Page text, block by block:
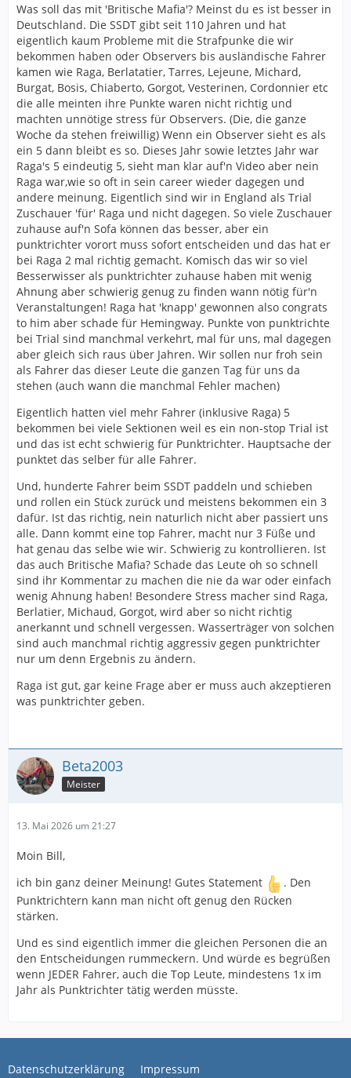
Was soll das mit 'Britische Mafia'? Meinst du es ist besser in
Deutschland. Die SSDT gibt seit 110 Jahren und hat
eigentlich kaum Probleme mit die Strafpunke die wir
bekommen haben oder Observers bis ausländische Fahrer
kamen wie Raga, Berlatatier, Tarres, Lejeune, Michard,
Burgat, Bosis, Chiaberto, Gorgot, Vesterinen, Cordonnier etc
die alle meinten ihre Punkte waren nicht richtig und
machten unnötige stress für Observers. (Die, die ganze
Woche da stehen freiwillig) Wenn ein Observer sieht es als
ein 5 dann bleibt es so. Dieses Jahr sowie letztes Jahr war
Raga's 5 eindeutig 5, sieht man klar auf'n Video aber nein
Raga war,wie so oft in sein career wieder dagegen und
andere meinung. Eigentlich sind wir in England als Trial
Zuschauer 'für' Raga und nicht dagegen. So viele Zuschauer
zuhause auf'n Sofa können das besser, aber ein
punktrichter vorort muss sofort entscheiden und das hat er
bei Raga 2 mal richtig gemacht. Komisch das wir so viel
Besserwisser als punktrichter zuhause haben mit wenig
Ahnung aber schwierig genug zu finden wann nötig für'n
Veranstaltungen! Raga hat 'knapp' gewonnen also congrats
to him aber schade für Hemingway. Punkte von punktrichte
bei Trial sind manchmal verkehrt, mal für uns, mal dagegen
aber gleich sich raus über Jahren. Wir sollen nur froh sein
als Fahrer das dieser Leute die ganzen Tag für uns da
stehen (auch wann die manchmal Fehler machen)
Eigentlich hatten viel mehr Fahrer (inklusive Raga) 5
bekommen bei viele Sektionen weil es ein non-stop Trial ist
und das ist echt schwierig für Punktrichter. Hauptsache der
punktet das selber für alle Fahrer.
Und, hunderte Fahrer beim SSDT paddeln und schieben
und rollen ein Stück zurück und meistens bekommen ein 3
dafür. Ist das richtig, nein naturlich nicht aber passiert uns
alle. Dann kommt eine top Fahrer, macht nur 3 Füße und
hat genau das selbe wie wir. Schwierig zu kontrollieren. Ist
das auch Britische Mafia? Schade das Leute oh so schnell
sind ihr Kommentar zu machen die nie da war oder einfach
wenig Ahnung haben! Besondere Stress macher sind Raga,
Berlatier, Michaud, Gorgot, wird aber so nicht richtig
anerkannt und schnell vergessen. Wasserträger von solchen
sind auch manchmal richtig aggressiv gegen punktrichter
nur um denn Ergebnis zu ändern.
Raga ist gut, gar keine Frage aber er muss auch akzeptieren
was punktrichter geben.
Beta2003
Meister
13. Mai 2026 um 21:27
Moin Bill,
ich bin ganz deiner Meinung! Gutes Statement
. Den
Punktrichtern kann man nicht oft genug den Rücken
stärken.
Und es sind eigentlich immer die gleichen Personen die an
den Entscheidungen rummeckern. Und würde es begrüßen
wenn JEDER Fahrer, auch die Top Leute, mindestens 1x im
Jahr als Punktrichter tätig werden müsste.
Datenschutzerklärung Impressum